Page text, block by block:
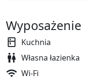
Wyposażenie
Kuchnia
Własna łazienka
Wi-Fi